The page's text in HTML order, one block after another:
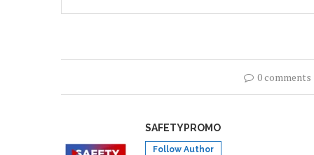
0 comments
SAFETYPROMO
Follow Author